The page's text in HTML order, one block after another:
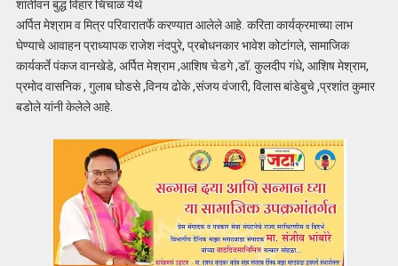
शांतीवन बुद्ध विहार चिचाळ येथे
अर्पित मेश्राम व मित्र परिवारातर्फे करण्यात आलेले आहे. करिता कार्यक्रमाच्या लाभ
घेण्याचे आवाहन प्राध्यापक राजेश नंदपुरे, प्रबोधनकार भावेश कोटांगले, सामाजिक
कार्यकर्ते पंकज वानखेडे, अर्पित मेश्राम ,आशिष चेडगे ,डॉ. कुलदीप गंधे, आशिष मेश्राम,
प्रमोद वासनिक , गुलाब घोडसे ,विनय ढोके ,संजय वंजारी, विलास बांडेबुचे ,प्रशांत कुमार
बडोले यांनी केलेले आहे.